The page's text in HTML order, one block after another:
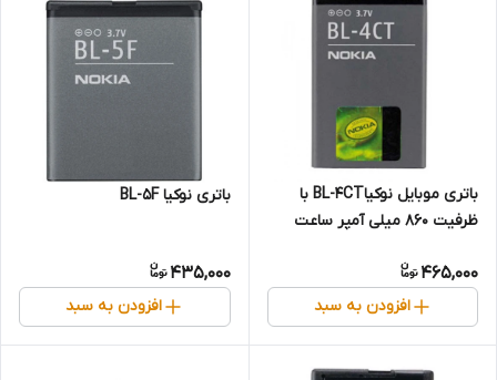
باتری موبایل نوکیاBL-4CT با
ظرفیت 860 میلی آمپر ساعت
465,000
افزودن به سبد
باتری نوکیا BL-5F
435,000
افزودن به سبد